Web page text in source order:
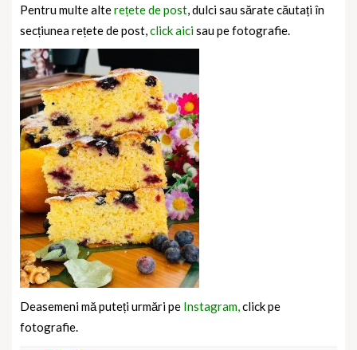
Pentru multe alterețete de post, dulci sau sărate căutați în
secțiunea rețete de post,click aicisau pe fotografie.
Deasemeni mă puteți urmări pe Instagram,click pe
fotografie.